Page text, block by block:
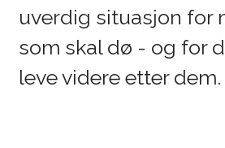
uverdig situasjon for
som skal dø - og for
leve videre etter dem.